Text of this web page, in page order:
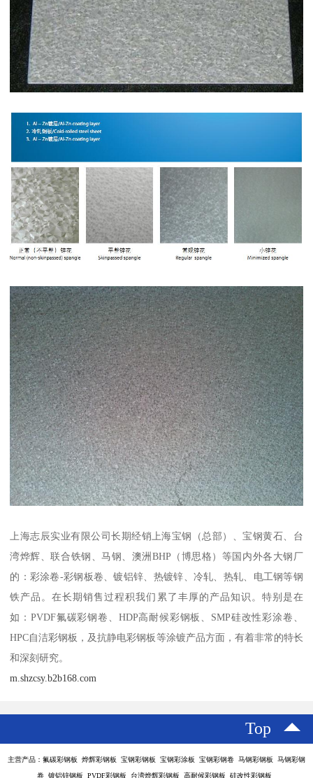
上海志辰实业有限公司长期经销上海宝钢（总部）、宝钢黄石、台
湾烨辉、联合铁钢、马钢、澳洲BHP（博思格）等国内外各大钢厂
的：彩涂卷-彩钢板卷、镀铝锌、热镀锌、冷轧、热轧、电工钢等钢
铁产品。在长期销售过程积我们累了丰厚的产品知识。特别是在
如：PVDF氟碳彩钢卷、HDP高耐候彩钢板、SMP硅改性彩涂卷、
HPC自洁彩钢板，及抗静电彩钢板等涂镀产品方面，有着非常的特长
和深刻研究。
m.shzcsy.b2b168.com
Top
主营产品：氟碳彩钢板 烨辉彩钢板 宝钢彩钢板 宝钢彩涂板 宝钢彩钢卷 马钢彩钢板 马钢彩钢
卷 镀铝锌钢板 PVDF彩钢板 台湾烨辉彩钢板 高耐候彩钢板 硅改性彩钢板